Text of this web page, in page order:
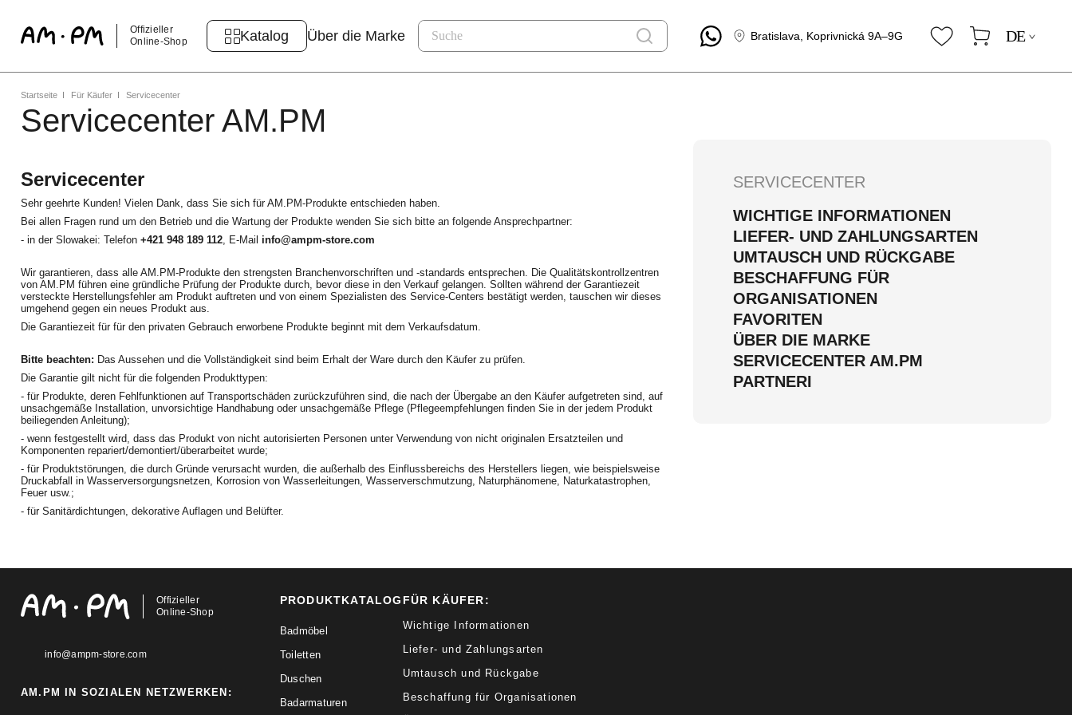
Offizieller
Online-Shop
Katalog Über die Marke Bratislava, Koprivnická 9A–9G DE
Startseite Für Käufer Servicecenter
Servicecenter AM.PM
SERVICECENTER
WICHTIGE INFORMATIONEN
LIEFER- UND ZAHLUNGSARTEN
UMTAUSCH UND RÜCKGABE
BESCHAFFUNG FÜR
ORGANISATIONEN
FAVORITEN
ÜBER DIE MARKE
SERVICECENTER AM.PM
PARTNERI
Servicecenter
Sehr geehrte Kunden! Vielen Dank, dass Sie sich für AM.PM-Produkte entschieden haben.
Bei allen Fragen rund um den Betrieb und die Wartung der Produkte wenden Sie sich bitte an folgende Ansprechpartner:
- in der Slowakei: Telefon +421 948 189 112, E-Mail info@ampm-store.com
Wir garantieren, dass alle AM.PM-Produkte den strengsten Branchenvorschriften und -standards entsprechen. Die Qualitätskontrollzentren
von AM.PM führen eine gründliche Prüfung der Produkte durch, bevor diese in den Verkauf gelangen. Sollten während der Garantiezeit
versteckte Herstellungsfehler am Produkt auftreten und von einem Spezialisten des Service-Centers bestätigt werden, tauschen wir dieses
umgehend gegen ein neues Produkt aus.
Die Garantiezeit für für den privaten Gebrauch erworbene Produkte beginnt mit dem Verkaufsdatum.
Bitte beachten: Das Aussehen und die Vollständigkeit sind beim Erhalt der Ware durch den Käufer zu prüfen.
Die Garantie gilt nicht für die folgenden Produkttypen:
- für Produkte, deren Fehlfunktionen auf Transportschäden zurückzuführen sind, die nach der Übergabe an den Käufer aufgetreten sind, auf
unsachgemäße Installation, unvorsichtige Handhabung oder unsachgemäße Pflege (Pflegeempfehlungen finden Sie in der jedem Produkt
beiliegenden Anleitung);
- wenn festgestellt wird, dass das Produkt von nicht autorisierten Personen unter Verwendung von nicht originalen Ersatzteilen und
Komponenten repariert/demontiert/überarbeitet wurde;
- für Produktstörungen, die durch Gründe verursacht wurden, die außerhalb des Einflussbereichs des Herstellers liegen, wie beispielsweise
Druckabfall in Wasserversorgungsnetzen, Korrosion von Wasserleitungen, Wasserverschmutzung, Naturphänomene, Naturkatastrophen,
Feuer usw.;
- für Sanitärdichtungen, dekorative Auflagen und Belüfter.
Offizieller
Online-Shop
info@ampm-store.com
AM.PM IN SOZIALEN NETZWERKEN:
PRODUKTKATALOG
Badmöbel
Toiletten
Duschen
Badarmaturen
FÜR KÄUFER:
Wichtige Informationen
Liefer- und Zahlungsarten
Umtausch und Rückgabe
Beschaffung für Organisationen